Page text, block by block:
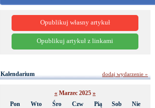
Opublikuj własny artykuł
Opublikuj artykuł z linkami
Kalendarium
« Marzec 2025 »
Pon
Wto Śro Czw Pią Sob
Nie
dodaj wydarzenie »